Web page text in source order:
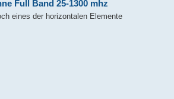
Full Band 25-1300 mhz
eines der horizontalen Elemente